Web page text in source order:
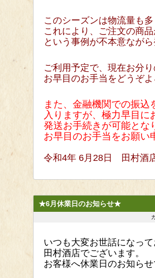
このシーズンは物流量も
これにより、ご注文の商
という事例が不本意なが
ご利用予定で、現在お分
お早目のお手当をどうぞ
また、金融機関での振
入りますが、 極力早目に
発送お手続きが可能とな
お早目のお手当をお願い
令和4年 6月28日 田村酒
★6月休業日のお知らせ★
いつも大変お世話になって
田村酒店でございます。
お客様へ休業日のお知らせ